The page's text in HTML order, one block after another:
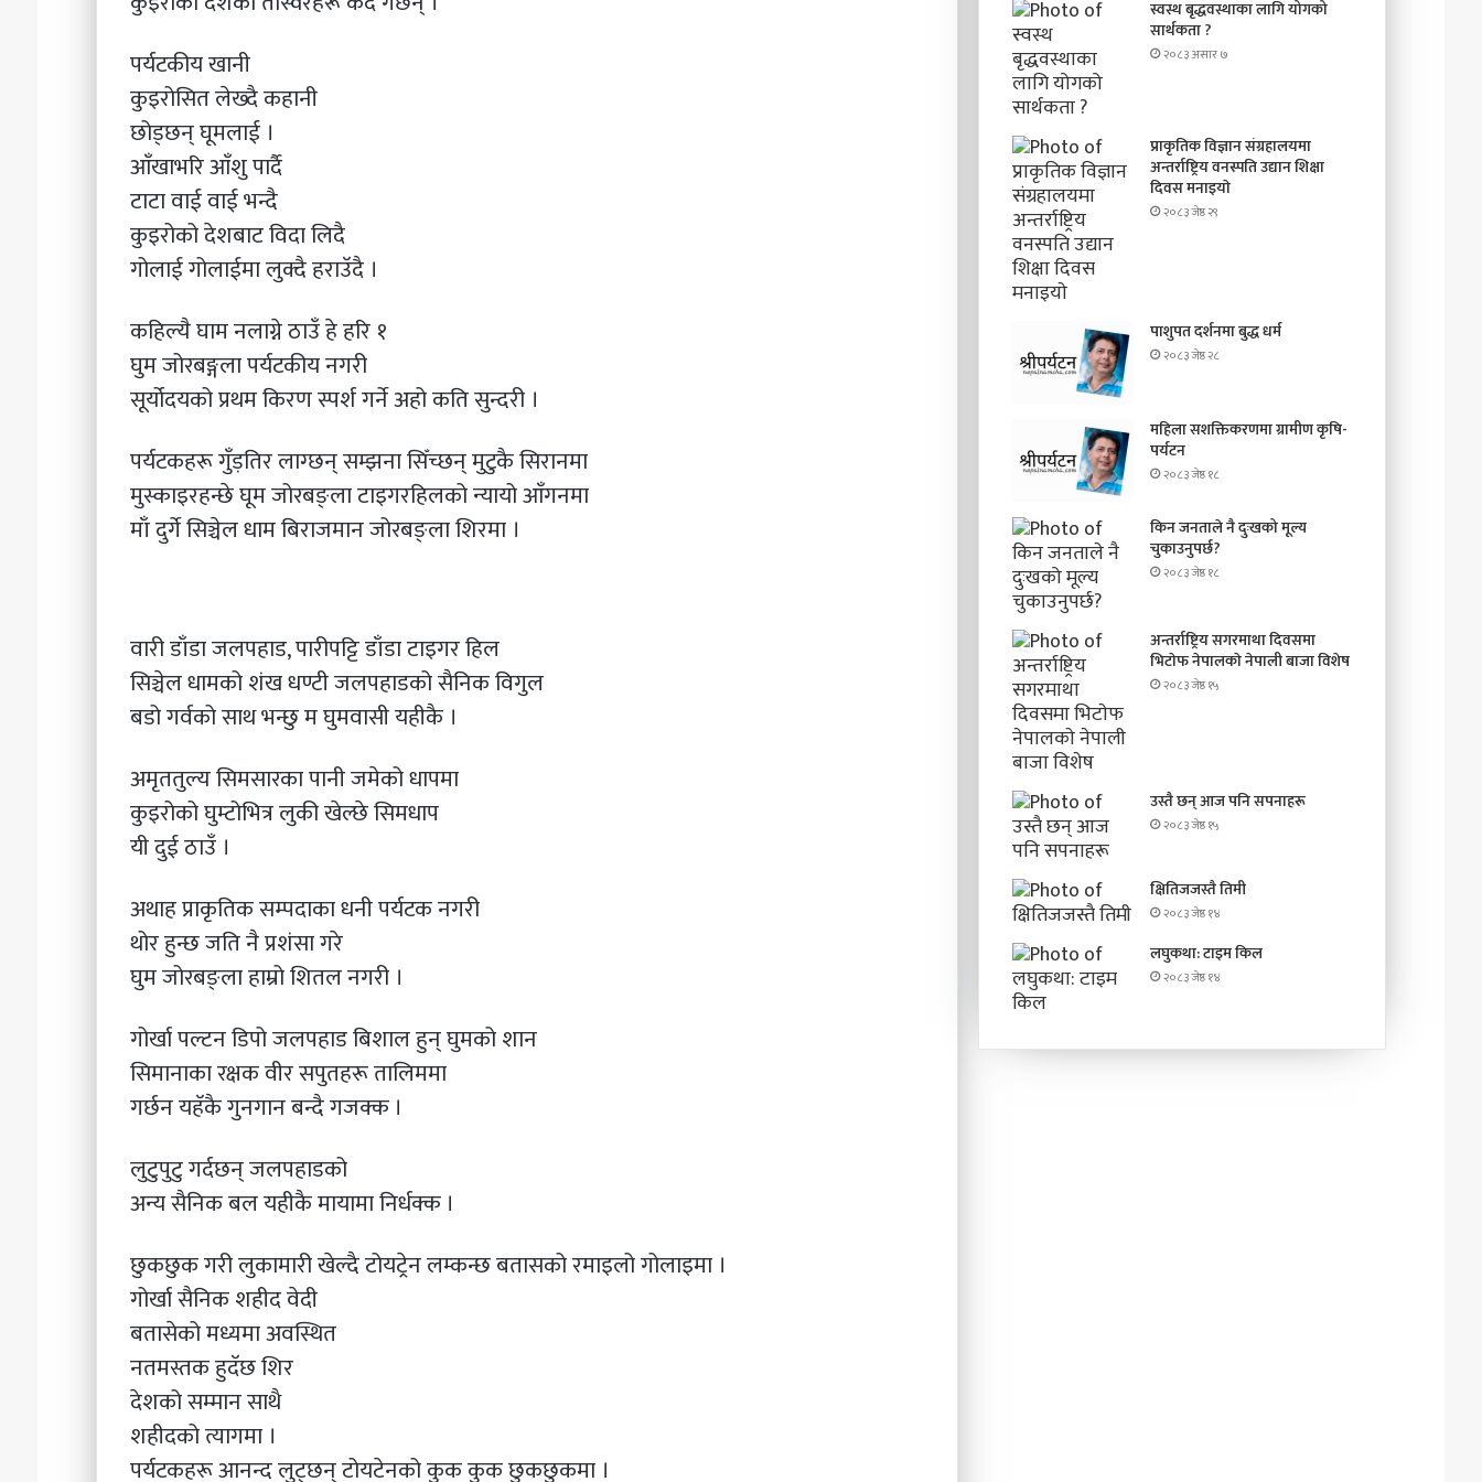
पर्यटकीय खानी
कुइरोसित लेख्दै कहानी
छोड्छन् घूमलाई ।
आँखाभरि आँशु पार्दै
टाटा वाई वाई भन्दै
कुइरोको देशबाट विदा लिदै
गोलाई गोलाईमा लुक्दै हराउॅदै ।
कहिल्यै घाम नलाग्ने ठाउँ हे हरि १
घुम जोरबङ्गला पर्यटकीय नगरी
सूर्योदयको प्रथम किरण स्पर्श गर्ने अहो कति सुन्दरी ।
पर्यटकहरू गुँड़तिर लाग्छन् सम्झना सिँच्छन् मुटुकै सिरानमा
मुस्काइरहन्छे घूम जोरबङ्ला टाइगरहिलको न्यायो आँगनमा
माँ दुर्गे सिञ्चेल धाम बिराजमान जोरबङ्ला शिरमा ।
वारी डाँडा जलपहाड, पारीपट्टि डाँडा टाइगर हिल
सिञ्चेल धामको शंख धण्टी जलपहाडको सैनिक विगुल
बडो गर्वको साथ भन्छु म घुमवासी यहीकै ।
अमृततुल्य सिमसारका पानी जमेको धापमा
कुइरोको घुम्टोभित्र लुकी खेल्छे सिमधाप
यी दुई ठाउँ ।
अथाह प्राकृतिक सम्पदाका धनी पर्यटक नगरी
थोर हुन्छ जति नै प्रशंसा गरे
घुम जोरबङ्ला हाम्रो शितल नगरी ।
गोर्खा पल्टन डिपो जलपहाड बिशाल हुन् घुमको शान
सिमानाका रक्षक वीर सपुतहरू तालिममा
गर्छन यहॅकै गुनगान बन्दै गजक्क ।
लुटुपुटु गर्दछन् जलपहाडको
अन्य सैनिक बल यहीकै मायामा निर्धक्क ।
छुकछुक गरी लुकामारी खेल्दै टोयट्रेन लम्कन्छ बतासको रमाइलो गोलाइमा ।
गोर्खा सैनिक शहीद वेदी
बतासेको मध्यमा अवस्थित
नतमस्तक हुदॅछ शिर
देशको सम्मान साथै
शहीदको त्यागमा ।
पर्यटकहरू आनन्द लुट्छन् टोयटेनको कुक कुक छुकछुकमा ।
स्वस्थ बृद्धवस्थाका लागि योगको
सार्थकता ?
२०८३ असार ७
प्राकृतिक विज्ञान संग्रहालयमा
अन्तर्राष्ट्रिय वनस्पति उद्यान शिक्षा
दिवस मनाइयाे
२०८३ जेष्ठ २९
पाशुपत दर्शनमा बुद्ध धर्म​
२०८३ जेष्ठ २८
महिला सशक्तिकरणमा ग्रामीण कृषि-
पर्यटन
२०८३ जेष्ठ १८
किन जनताले नै दुःखको मूल्य
चुकाउनुपर्छ?
२०८३ जेष्ठ १८
अन्तर्राष्ट्रिय सगरमाथा दिवसमा
भिटाेफ नेपालकाे नेपाली बाजा विशेष
२०८३ जेष्ठ १५
उस्तै छन् आज पनि सपनाहरू
२०८३ जेष्ठ १५
क्षितिजजस्तै तिमी
२०८३ जेष्ठ १४
लघुकथा: टाइम किल
२०८३ जेष्ठ १४